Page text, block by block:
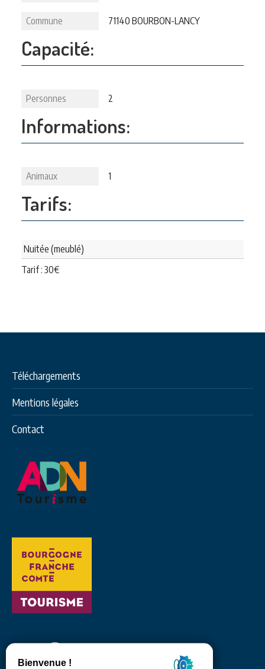
Commune 71140 BOURBON-LANCY
Capacité:
Personnes 2
Informations:
Animaux 1
Tarifs:
Nuitée (meublé)
Tarif : 30€
Téléchargements
Mentions légales
Contact